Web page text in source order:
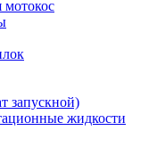
запускной)
жидкости